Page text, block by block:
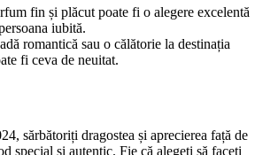
fin și plăcut poate fi o alegere excelentă
iubită.
romantică sau o călătorie la destinația
fi ceva de neuitat.
sărbătoriți dragostea și aprecierea față de
special și autentic. Fie că alegeți să faceți